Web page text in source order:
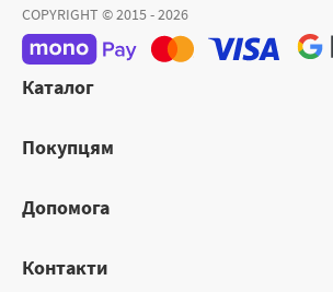
COPYRIGHT © 2015 - 2026
Каталог
Покупцям
Допомога
Контакти